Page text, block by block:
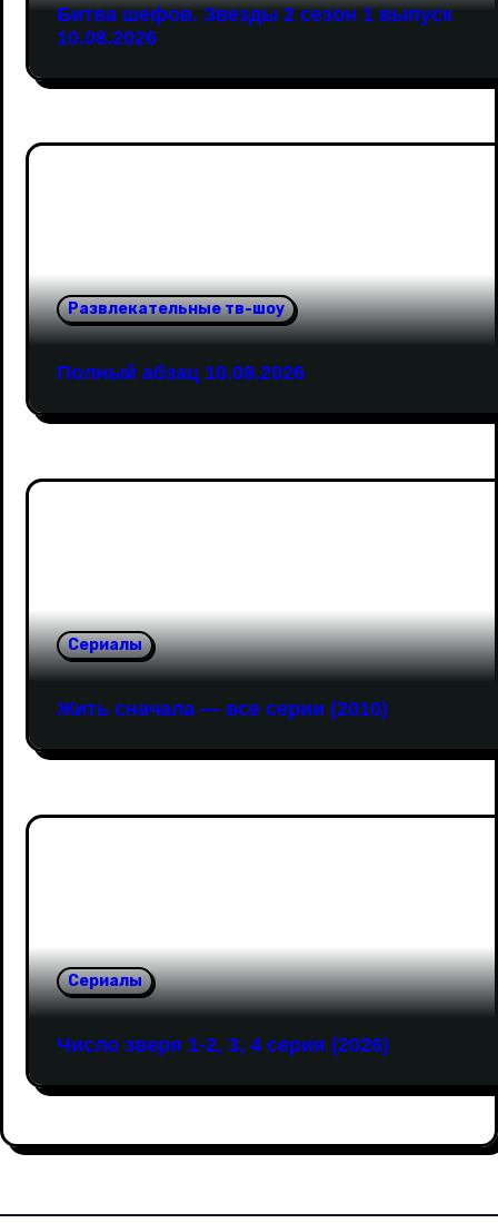
Битва шефов. Звезды 2 сезон 1 выпуск
10.08.2026
Развлекательные тв-шоу
Полный абзац 10.08.2026
Сериалы
Жить сначала — все серии (2010)
Сериалы
Число зверя 1-2, 3, 4 серия (2026)